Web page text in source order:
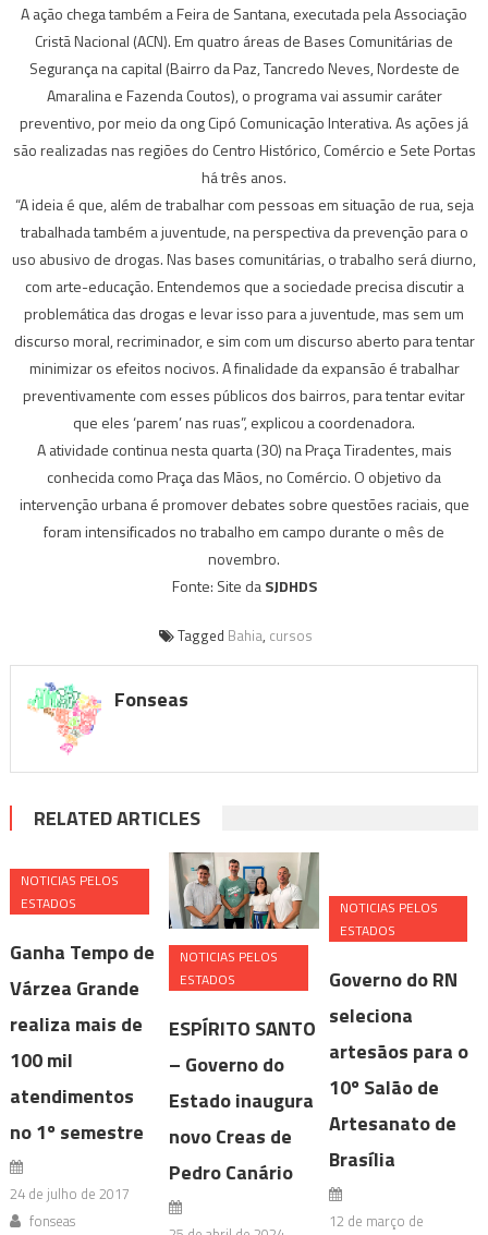
A ação chega também a Feira de Santana, executada pela Associação
Cristã Nacional (ACN). Em quatro áreas de Bases Comunitárias de
Segurança na capital (Bairro da Paz, Tancredo Neves, Nordeste de
Amaralina e Fazenda Coutos), o programa vai assumir caráter
preventivo, por meio da ong Cipó Comunicação Interativa. As ações já
são realizadas nas regiões do Centro Histórico, Comércio e Sete Portas
há três anos.
“A ideia é que, além de trabalhar com pessoas em situação de rua, seja
trabalhada também a juventude, na perspectiva da prevenção para o
uso abusivo de drogas. Nas bases comunitárias, o trabalho será diurno,
com arte-educação. Entendemos que a sociedade precisa discutir a
problemática das drogas e levar isso para a juventude, mas sem um
discurso moral, recriminador, e sim com um discurso aberto para tentar
minimizar os efeitos nocivos. A finalidade da expansão é trabalhar
preventivamente com esses públicos dos bairros, para tentar evitar
que eles ‘parem’ nas ruas”, explicou a coordenadora.
A atividade continua nesta quarta (30) na Praça Tiradentes, mais
conhecida como Praça das Mãos, no Comércio. O objetivo da
intervenção urbana é promover debates sobre questões raciais, que
foram intensificados no trabalho em campo durante o mês de
novembro.
Fonte: Site daSJDHDS
Tagged Bahia, cursos
Fonseas
RELATED ARTICLES
NOTICIAS PELOS
ESTADOS
Ganha Tempo de
Várzea Grande
realiza mais de
100 mil
atendimentos
no 1º semestre
24 de julho de 2017
fonseas
NOTICIAS PELOS
ESTADOS
ESPÍRITO SANTO
– Governo do
Estado inaugura
novo Creas de
Pedro Canário
NOTICIAS PELOS
ESTADOS
Governo do RN
seleciona
artesãos para o
10º Salão de
Artesanato de
Brasília
12 de março de